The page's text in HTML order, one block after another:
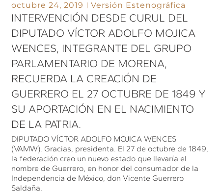
octubre 24, 2019 Versión Estenográfica
INTERVENCIÓN DESDE CURUL DEL
DIPUTADO VÍCTOR ADOLFO MOJICA
WENCES, INTEGRANTE DEL GRUPO
PARLAMENTARIO DE MORENA,
RECUERDA LA CREACIÓN DE
GUERRERO EL 27 OCTUBRE DE 1849 Y
SU APORTACIÓN EN EL NACIMIENTO
DE LA PATRIA.
DIPUTADO VÍCTOR ADOLFO MOJICA WENCES
(VAMW). Gracias, presidenta. El 27 de octubre de 1849,
la federación creo un nuevo estado que llevaría el
nombre de Guerrero, en honor del consumador de la
Independencia de México, don Vicente Guerrero
Saldaña.